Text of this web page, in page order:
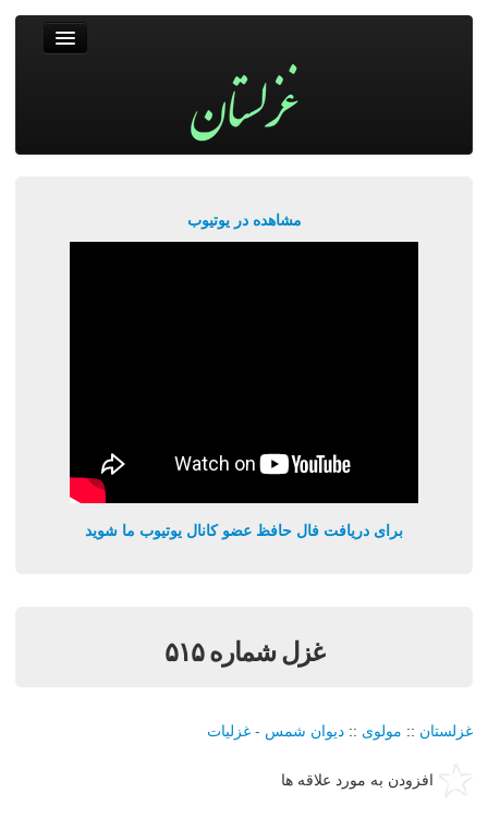
مشاهده در یوتیوب
برای دریافت فال حافظ عضو کانال یوتیوب ما شوید
غزل شماره ۵۱۵
غزلستان :: مولوی :: دیوان شمس - غزلیات
افزودن به مورد علاقه ها